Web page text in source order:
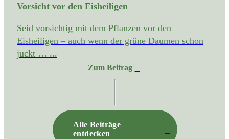
Vorsicht vor den Eisheiligen
Seid vorsichtig mit dem Pflanzen vor den
Eisheiligen – auch wenn der grüne Daumen schon
juckt … ...
Zum Beitrag
Alle Beiträge
entdecken